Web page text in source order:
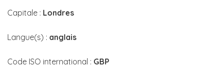
Capitale : Londres
Langue(s) : anglais
Code ISO international : GBP